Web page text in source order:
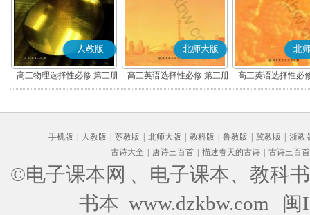
人教版
高三物理选择性必修 第三册
北师大版
高三英语选择性必修 第三册
北
高三英语选择性必
手机版 人教版 苏教版 北师大版 教科版 鲁教版 冀教版
浙教
古诗大全
唐诗三百首 描述春天的古诗 古诗三百首
©电子课本网 、电子课本、教科
书本 www.dzkbw.com
闽